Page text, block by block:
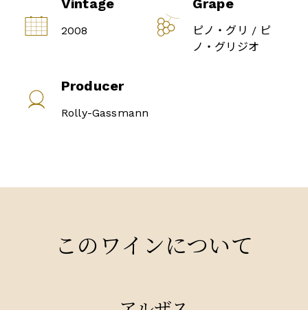
Vintage
2008
Grape
ピノ・グリ / ピ
ノ・グリジオ
Producer
Rolly-Gassmann
このワインについて